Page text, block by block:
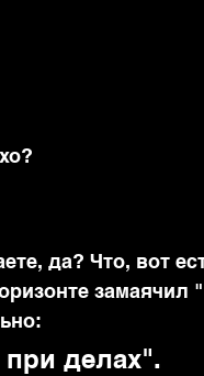
да? Что, вот
замаячил
делах".